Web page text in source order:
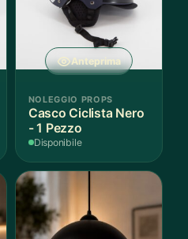
Anteprima
NOLEGGIO PROPS
Casco Ciclista Nero
- 1 Pezzo
Disponibile